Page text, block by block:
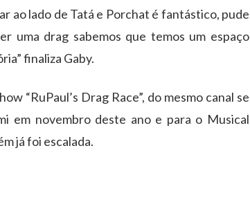
ao lado de Tatá e Porchat é fantástico, pude
uma drag sabemos que temos um espaço
finaliza Gaby.
“RuPaul’s Drag Race”, do mesmo canal se
em novembro deste ano e para o Musical
já foi escalada.